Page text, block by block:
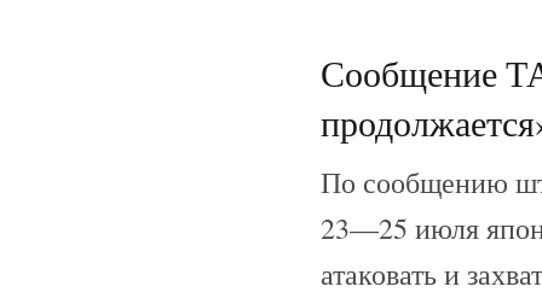
Сообщение
По сообщению
23—25 июля
атаковать и